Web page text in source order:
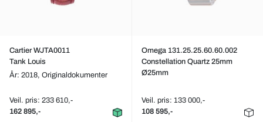
Cartier WJTA0011
Tank Louis
År: 2018, Originaldokumenter
Veil. pris: 233 610,-
162 895,-
Omega 131.25.25.60.60.002
Constellation Quartz 25mm
Ø25mm
Veil. pris: 133 000,-
108 595,-